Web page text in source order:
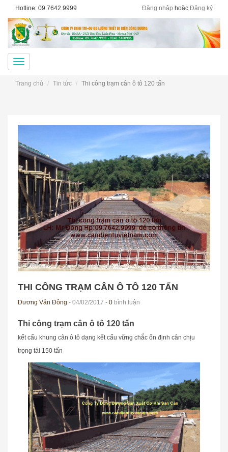
Hotline: 09.7642.9999 Đăng nhập hoặc Đăng ký
Menu
Trang chủ Tin tức Thi công trạm cân ô tô 120 tấn
THI CÔNG TRẠM CÂN Ô TÔ 120 TẤN
Dương Văn Đông - 04/02/2017 - 0 bình luận
Thi công trạm cân ô tô 120 tấn
kết cấu khung cân ô tô dạng kết cấu vững chắc ổn định cân chịu
trọng tải 150 tấn